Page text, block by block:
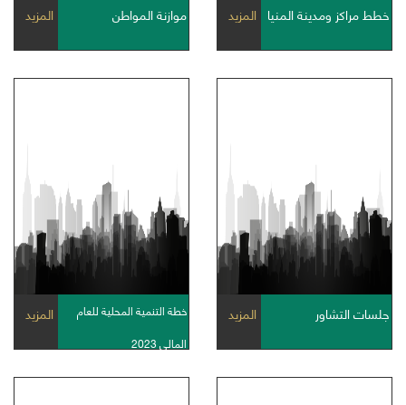
خطط مراكز ومدينة المنيا المزيد موازنة المواطن المزيد
جلسات التشاور المزيد
خطة التنمية المحلية للعام
المالى 2023
المزيد